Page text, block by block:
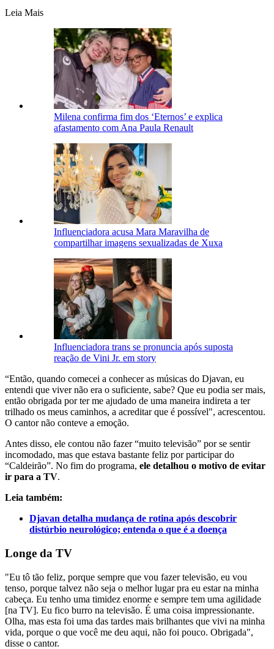
Leia Mais
Milena confirma fim dos ‘Eternos’ e explica
afastamento com Ana Paula Renault
Influenciadora acusa Mara Maravilha de
compartilhar imagens sexualizadas de Xuxa
Influenciadora trans se pronuncia após suposta
reação de Vini Jr. em story
“Então, quando comecei a conhecer as músicas do Djavan, eu
entendi que viver não era o suficiente, sabe? Que eu podia ser mais,
então obrigada por ter me ajudado de uma maneira indireta a ter
trilhado os meus caminhos, a acreditar que é possível", acrescentou.
O cantor não conteve a emoção.
Antes disso, ele contou não fazer “muito televisão” por se sentir
incomodado, mas que estava bastante feliz por participar do
“Caldeirão”. No fim do programa, ele detalhou o motivo de evitar
ir para a TV.
Leia também:
Djavan detalha mudança de rotina após descobrir
distúrbio neurológico; entenda o que é a doença
Longe da TV
"Eu tô tão feliz, porque sempre que vou fazer televisão, eu vou
tenso, porque talvez não seja o melhor lugar pra eu estar na minha
cabeça. Eu tenho uma timidez enorme e sempre tem uma agilidade
[na TV]. Eu fico burro na televisão. É uma coisa impressionante.
Olha, mas esta foi uma das tardes mais brilhantes que vivi na minha
vida, porque o que você me deu aqui, não foi pouco. Obrigada",
disse o cantor.